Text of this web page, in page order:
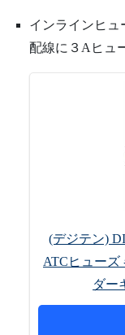
インラインヒ
配線に３Aヒュ
(デジテン)
ATCヒューズ
ダー